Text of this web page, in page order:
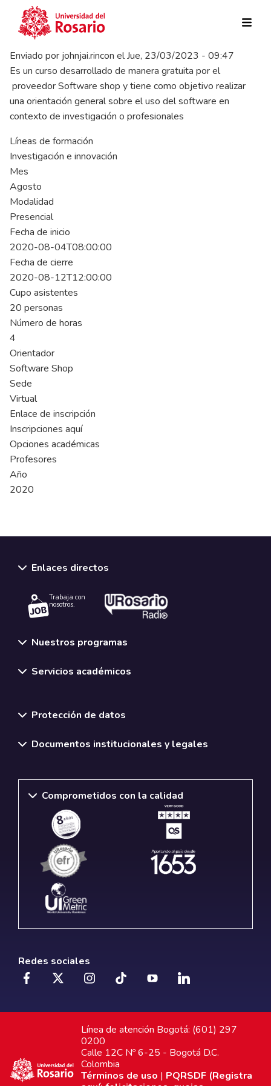
Pasar al contenido principal
Enviado por johnjai.rincon elJue, 23/03/2023 - 09:47
Es un curso desarrollado de manera gratuita por el
proveedor Software shop y tiene como objetivo realizar
una orientación general sobre el uso del software en
contexto de investigación o profesionales
Líneas de formación
Investigación e innovación
Mes
Agosto
Modalidad
Presencial
Fecha de inicio
2020-08-04T08:00:00
Fecha de cierre
2020-08-12T12:00:00
Cupo asistentes
20 personas
Número de horas
4
Orientador
Software Shop
Sede
Virtual
Enlace de inscripción
Inscripciones aquí
Opciones académicas
Profesores
Año
2020
Enlaces directos
Trabaja con
nosotros.
Nuestros programas
Servicios académicos
Protección de datos
Documentos institucionales y legales
Comprometidos con la calidad
Redes sociales
Línea de atención Bogotá: (601) 297
0200
Calle 12C Nº 6-25 - Bogotá D.C.
Colombia
Términos de uso | PQRSDF (Registra